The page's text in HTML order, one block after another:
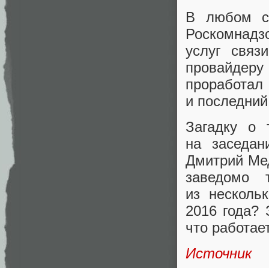
В любом
услуг
и
Загадку о
на
Дмитрий
заведомо
из
2016 года?
что
Источник